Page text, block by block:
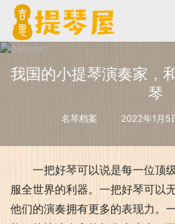
我国的小提琴演奏家，
琴
名琴档案 2022年1月5
一把好琴可以说是每一位顶
服全世界的利器。一把好琴可以
他们的演奏拥有更多的表现力。